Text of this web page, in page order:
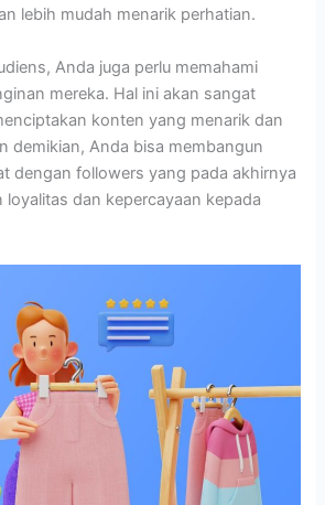
lebih mudah menarik perhatian.
Anda juga perlu memahami
mereka. Hal ini akan sangat
konten yang menarik dan
demikian, Anda bisa membangun
dengan followers yang pada akhirnya
dan kepercayaan kepada